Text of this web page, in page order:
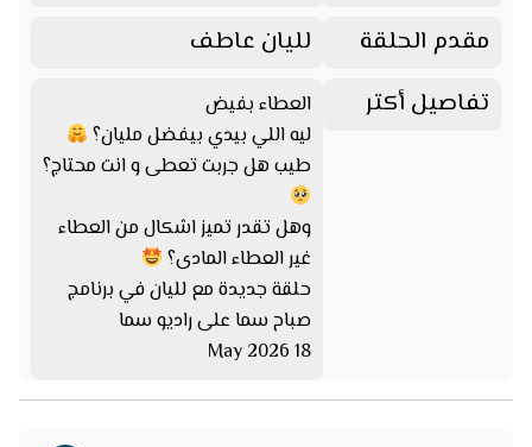
مقدم الحلقة
لليان عاطف
تفاصيل أكتر
العطاء بفيض
ليه اللي بيدي بيفضل مليان؟
طيب هل جربت تعطى و انت محتاج؟
وهل تقدر تميز اشكال من العطاء
غير العطاء المادى؟
حلقة جديدة مع لليان في برنامج
صباح سما على راديو سما
18 May 2026